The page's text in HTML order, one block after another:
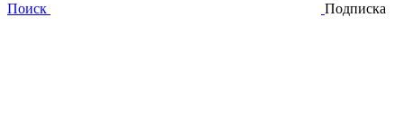
Поиск Подписка